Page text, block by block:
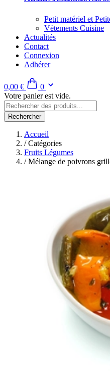
Petit matériel et
Vètements Cuisine
Actualités
Contact
Connexion
Adhérer
0,00 €
0
Votre panier est vide.
Rechercher
Accueil
/Catégories
Fruits Légumes
/Mélange de poivrons